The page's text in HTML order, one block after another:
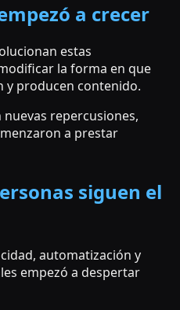
a crecer
estas
la forma en que
y producen contenido.
repercusiones,
a prestar
siguen el
automatización y
empezó a despertar